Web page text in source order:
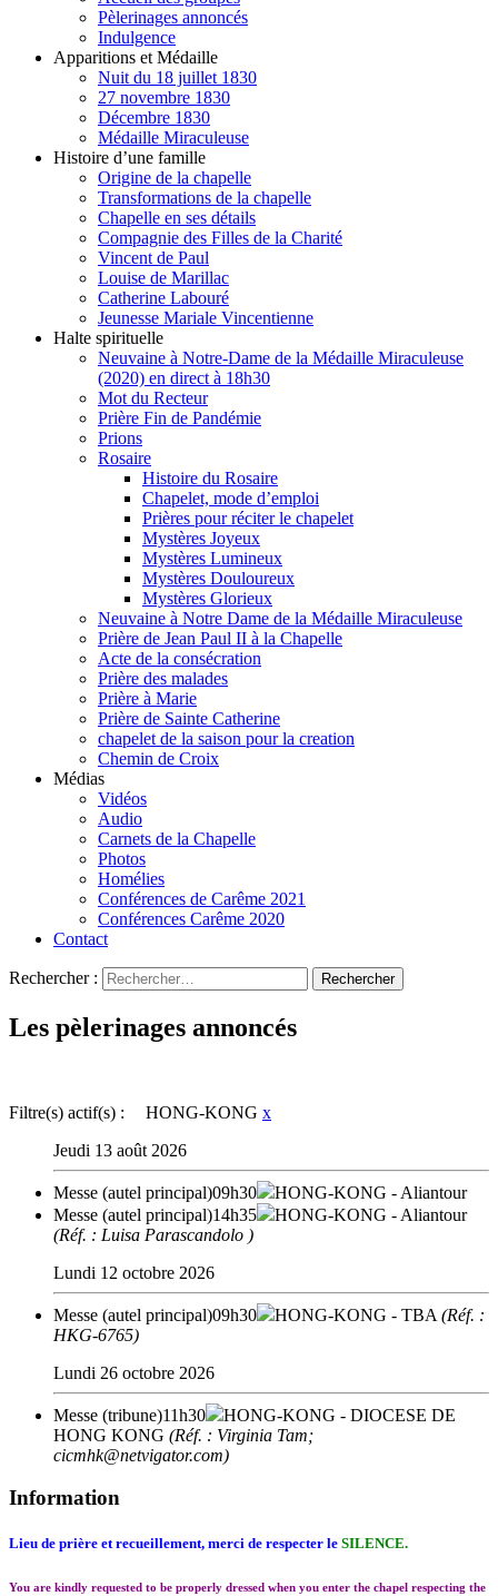
Pèlerinages annoncés
Indulgence
Apparitions et Médaille
Nuit du 18 juillet 1830
27 novembre 1830
Décembre 1830
Médaille Miraculeuse
Histoire d’une famille
Origine de la chapelle
Transformations de la chapelle
Chapelle en ses détails
Compagnie des Filles de la Charité
Vincent de Paul
Louise de Marillac
Catherine Labouré
Jeunesse Mariale Vincentienne
Halte spirituelle
Neuvaine à Notre-Dame de la Médaille Miraculeuse
(2020) en direct à 18h30
Mot du Recteur
Prière Fin de Pandémie
Prions
Rosaire
Histoire du Rosaire
Chapelet, mode d’emploi
Prières pour réciter le chapelet
Mystères Joyeux
Mystères Lumineux
Mystères Douloureux
Mystères Glorieux
Neuvaine à Notre Dame de la Médaille Miraculeuse
Prière de Jean Paul II à la Chapelle
Acte de la consécration
Prière des malades
Prière à Marie
Prière de Sainte Catherine
chapelet de la saison pour la creation
Chemin de Croix
Médias
Vidéos
Audio
Carnets de la Chapelle
Photos
Homélies
Conférences de Carême 2021
Conférences Carême 2020
Contact
Rechercher :
Les pèlerinages annoncés
Filtre(s) actif(s) : HONG-KONG x
Jeudi 13 août 2026
Messe (autel principal)09h30 HONG-KONG - Aliantour
Messe (autel principal)14h35 HONG-KONG - Aliantour
(Réf. : Luisa Parascandolo )
Lundi 12 octobre 2026
Messe (autel principal)09h30 HONG-KONG - TBA (Réf. :
HKG-6765)
Lundi 26 octobre 2026
Messe (tribune)11h30 HONG-KONG - DIOCESE DE
HONG KONG (Réf. : Virginia Tam;
cicmhk@netvigator.com)
Information
Lieu de prière et recueillement, merci de respecter le SILENCE.
You are kindly requested to be properly dressed when you enter the chapel respecting the